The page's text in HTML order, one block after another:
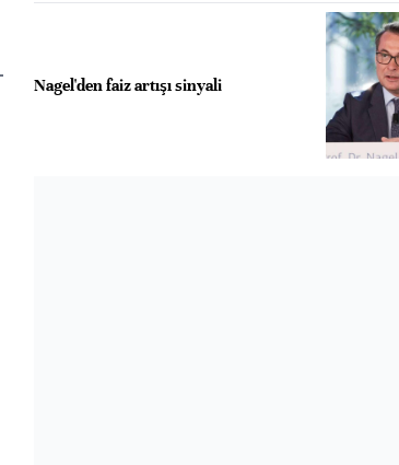
Nagel'den faiz artışı sinyali